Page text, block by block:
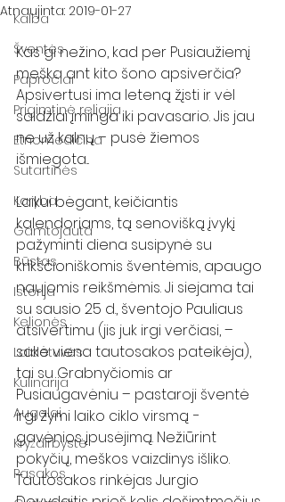
Kalba
Šventės
Papročiai
Prigimtinė religija
Etnomedicina
Sutartinės
Karyba
Gamtojauta
Būstas
Istorija
Kelionės
Laidotuvės
Kulinarija
Augalai
Kryždirbystė
Pasakos
Atnaujinta: 2019-01-27
Kas gi nežino, kad per Pusiaužiemį
meška ant kito šono apsiverčia?
Apsivertusi ima leteną žįsti ir vėl
saldžiai įminga iki pavasario. Jis jau
ne už kalnų – pusė žiemos
išmiegota...
Laikui bėgant, keičiantis
kalendoriams, tą senovišką įvykį
pažyminti diena susipynė su
krikščioniškomis šventėmis, apaugo
naujomis reikšmėmis. Ji siejama tai
su sausio 25 d., šventojo Pauliaus
atsivertimu (jis juk irgi verčiasi, –
sakė viena tautosakos pateikėja),
tai su Grabnyčiomis ar
Pusiaugavėniu – pastaroji šventė
irgi žymi laiko ciklo virsmą −
gavėnios įpusėjimą. Nežiūrint
pokyčių, meškos vaizdinys išliko.
Tautosakos rinkėjas Jurgio